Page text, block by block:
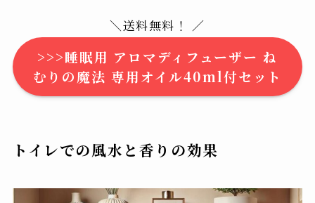
＼送料無料！ ／
>>>睡眠用 アロマディフューザー ね
むりの魔法 専用オイル40ml付セット
トイレでの風水と香りの効果